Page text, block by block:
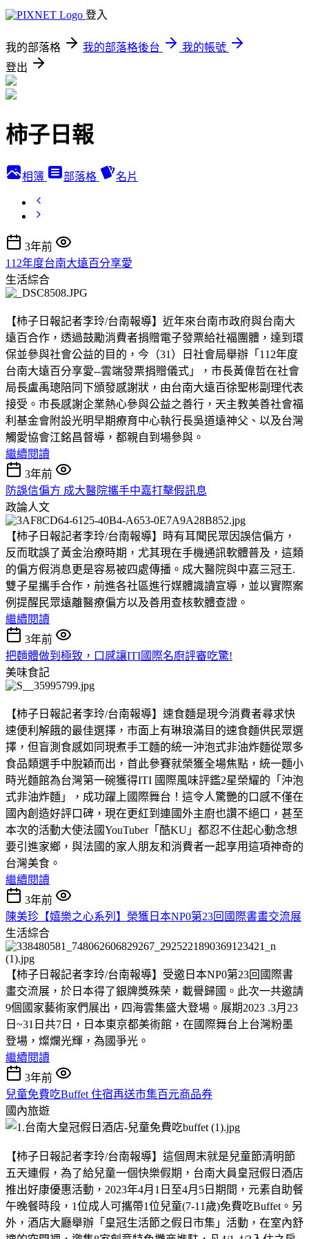
登入
我的部落格 我的部落格後台
我的帳號
登出
柿子日報
相簿 部落格 名片
3年前
112年度台南大遠百分享愛
生活綜合
【柿子日報記者李玲/台南報導】近年來台南市政府與台南大
遠百合作，透過鼓勵消費者捐贈電子發票給社褔團體，達到環
保並參與社會公益的目的，今（31）日社會局舉辦「112年度
台南大遠百分享愛--雲端發票捐贈儀式」，市長黃偉哲在社會
局長盧禹璁陪同下頒發感謝狀，由台南大遠百徐聖彬副理代表
接受。市長感謝企業熱心參與公益之善行，天主教美善社會福
利基金會附設光明早期療育中心執行長吳道遠神父、以及台灣
觸愛協會江銘昌督導，都親自到場參與。
繼續閱讀
3年前
防誤信偏方 成大醫院攜手中嘉打擊假訊息
政論人文
【柿子日報記者李玲/台南報導】時有耳聞民眾因誤信偏方，
反而耽誤了黃金治療時期，尤其現在手機通訊軟體普及，這類
的偏方假消息更是容易被四處傳播。成大醫院與中嘉三冠王.
雙子星攜手合作，前進各社區進行媒體識讀宣導，並以實際案
例提醒民眾遠離醫療偏方以及善用查核軟體查證。
繼續閱讀
3年前
把麵體做到極致，口感讓ITI國際名廚評審吃驚!
美味食記
【柿子日報記者李玲/台南報導】速食麵是現今消費者尋求快
速便利解餓的最佳選擇，市面上有琳琅滿目的速食麵供民眾選
擇，但盲測食感如同現煮手工麵的統一沖泡式非油炸麵從眾多
食品類選手中脫穎而出，首此參賽就榮獲全場焦點，統一麵小
時光麵館為台灣第一碗獲得ITI 國際風味評鑑2星榮耀的「沖泡
式非油炸麵」，成功躍上國際舞台！這令人驚艷的口感不僅在
國內創造好評口碑，現在更紅到連國外主廚也讚不絕口，甚至
本次的活動大使法國YouTuber「酷KU」都忍不住起心動念想
要引進家鄉，與法國的家人朋友和消費者一起享用這項神奇的
台灣美食。
繼續閱讀
3年前
陳美珍【嬉樂之心系列】榮獲日本NP0第23回國際書畫交流展
生活綜合
【柿子日報記者李玲/台南報導】受邀日本NP0第23回國際書
畫交流展，於日本得了銀牌獎殊荣，載譽歸國。此次一共邀請
9個國家藝術家們展出，四海雲集盛大登場。展期2023 .3月23
日~31日共7日，日本東京都美術館，在國際舞台上台灣粉墨
登場，燦爛光輝，為國爭光。
繼續閱讀
3年前
兒童免費吃Buffet 住宿再送市集百元商品券
國內旅遊
【柿子日報記者李玲/台南報導】這個周末就是兒童節清明節
五天連假，為了給兒童一個快樂假期，台南大員皇冠假日酒店
推出好康優惠活動，2023年4月1日至4月5日期間，元素自助餐
午晚餐時段，1位成人可攜帶1位兒童(7-11歲)免費吃Buffet。另
外，酒店大廳舉辦「皇冠生活節之假日市集」活動，在室內舒